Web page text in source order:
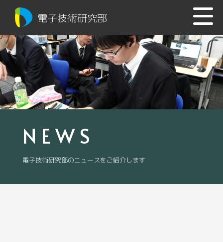
電子技術研究部
NEWS
電子技術研究部のニュースをご紹介します